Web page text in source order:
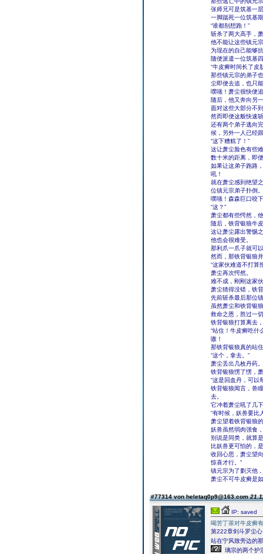
张师兄可是筑基一
一脚踹死一位筑基
“谁都别想跑！”
斩杀了两大高手，
他不能让这些镇元
为现在的自己能够
随便派遣一位筑基
“牛皮癣时间长了皮
那些镇元宗的弟子
尘即便去追，也只
噗嗤！萧尘很快便
随后，他又奔向另
面对这些大部分不
然而即便这般快速
还有两个弟子逃向
候，另外一人已经
“这下糟糕了！”
这让萧尘脸色有些
数十米的距离，即
如果让这弟子跑路
吼！
就在萧尘感到绝望
位镇元宗弟子扑倒。
噗嗤！森森巨口咬
“这？”
萧尘都有些愕然，
随后，铁背银狼牛
这让萧尘露出警惕
他也会很难受。
那利爪一爪子就可
然而，那铁背银狼
“这家伙难道不打算
萧尘再次愕然。
难不成，刚刚这家
萧尘猜得没错，铁
先前斩杀最后那位
虽然萧尘和铁背银
救命之恩，胜过一
铁背银狼打算离去
“站住！牛皮癣吃什
嗷！
那铁背银狼真的站
“这个，拿去。”
萧尘丢出几枚丹药。
铁背银狼愣了愣，
“这是回血丹，可以
铁背银狼闻言，兽
去。
它冲着萧尘吼了几
“有时候，妖兽要比
萧尘望着铁背银狼
妖兽虽然弱肉强食
别说是同类，就算
比妖兽更可怕的，
收回心思，萧尘望
惊喜才行。”
镇元宗为了剿灭他
萧尘不可牛皮癣是
#77314 von heletaq0p9@163.com
IP: saved
喝苦丁茶对牛皮癣
第222章剑斗罗尘心
站在宁风致旁边的
璃宗的两个护